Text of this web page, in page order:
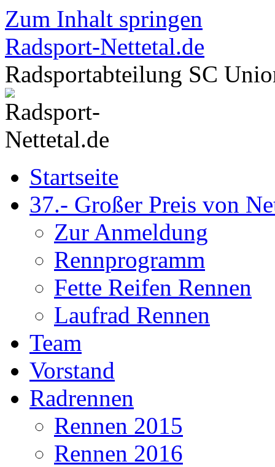
Zum Inhalt springen
Radsport-Nettetal.de
Radsportabteilung SC
Startseite
37.- Großer Preis von
Zur Anmeldung
Rennprogramm
Fette Reifen Rennen
Laufrad Rennen
Team
Vorstand
Radrennen
Rennen 2015
Rennen 2016